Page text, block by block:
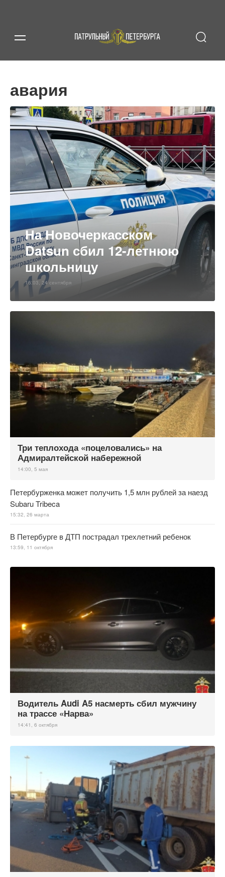
авария
На Новочеркасском
Datsun сбил 12-летнюю
школьницу
16:03, 24 сентября
Три теплохода «поцеловались» на
Адмиралтейской набережной
14:00, 5 мая
Петербурженка может получить 1,5 млн рублей за наезд
Subaru Tribeca
15:32, 26 марта
В Петербурге в ДТП пострадал трехлетний ребенок
13:59, 11 октября
Водитель Audi A5 насмерть сбил мужчину
на трассе «Нарва»
14:41, 6 октября